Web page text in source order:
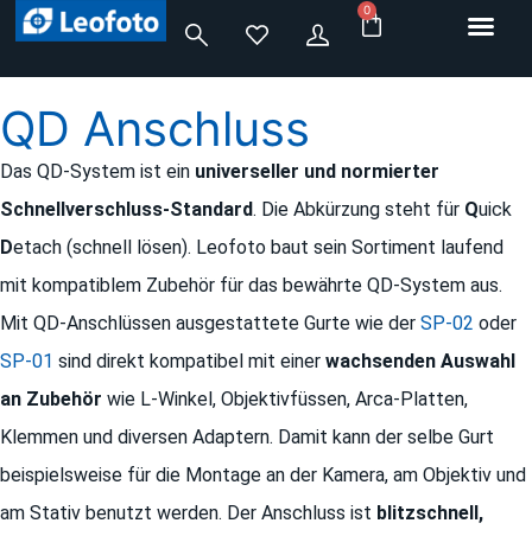
0
QD Anschluss
Das QD-System ist ein universeller und normierter
Schnellverschluss-Standard. Die Abkürzung steht für Quick
Detach (schnell lösen). Leofoto baut sein Sortiment laufend
mit kompatiblem Zubehör für das bewährte QD-System aus.
Mit QD-Anschlüssen ausgestattete Gurte wie der SP-02 oder
SP-01 sind direkt kompatibel mit einer wachsenden Auswahl
an Zubehör wie L-Winkel, Objektivfüssen, Arca-Platten,
Klemmen und diversen Adaptern. Damit kann der selbe Gurt
beispielsweise für die Montage an der Kamera, am Objektiv und
am Stativ benutzt werden. Der Anschluss ist blitzschnell,